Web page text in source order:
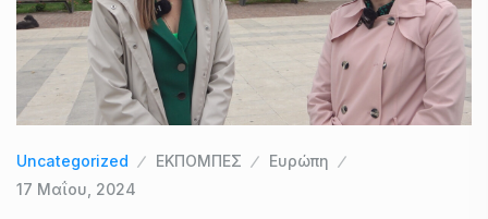
Uncategorized ΕΚΠΟΜΠΕΣ
Ευρώπη
17 Μαΐου, 2024